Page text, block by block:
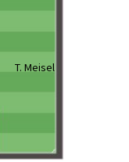
T. Meisel